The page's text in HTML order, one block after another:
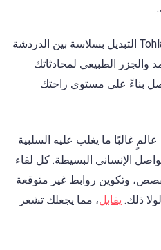
يتيح لك تطبيق Tohla التبديل بسلاسة بين الدردشة
والجزر الطبيعي لمحادثاتك
بناءً على مستوى راحتك
غالبًا ما يغلب عليه السلبية
الإنساني البسيطة. كل لقاء
وتكوين روابط غير متوقعة
ذلك. يقابل، مما يجعلك تشعر